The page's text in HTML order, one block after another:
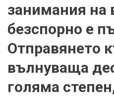
занимания на
безспорно е
Отправянето
вълнуваща
голяма